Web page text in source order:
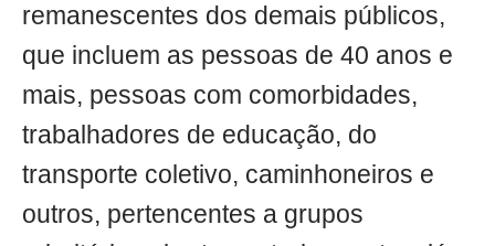
remanescentes dos demais públicos,
que incluem as pessoas de 40 anos e
mais, pessoas com comorbidades,
trabalhadores de educação, do
transporte coletivo, caminhoneiros e
outros, pertencentes a grupos